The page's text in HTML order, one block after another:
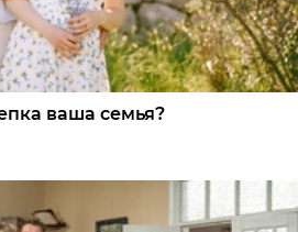
ваша семья?